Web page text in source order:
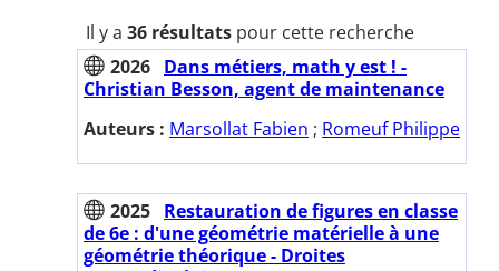
Il y a 36 résultatspour cette recherche
2026 Dans métiers, math y est ! -
Christian Besson, agent de maintenance
Auteurs : Marsollat Fabien ; Romeuf Philippe
2025 Restauration de figures en classe
de 6e : d'une géométrie matérielle à une
géométrie théorique - Droites